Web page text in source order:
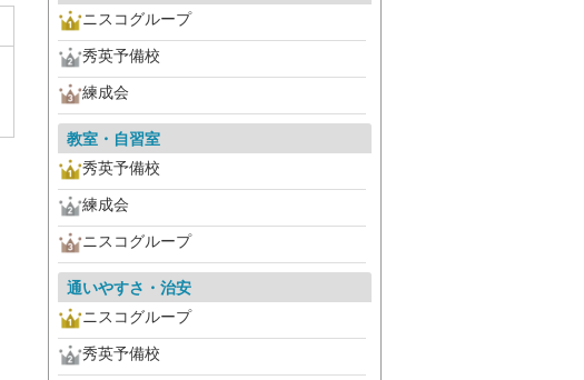
ニスコグループ
秀英予備校
練成会
教室・自習室
秀英予備校
練成会
ニスコグループ
通いやすさ・治安
ニスコグループ
秀英予備校